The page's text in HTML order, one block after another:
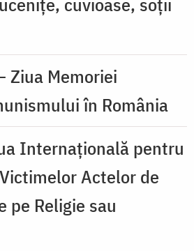
Ziua Memoriei
în România
Internațională pentru
Actelor de
pe Religie sau